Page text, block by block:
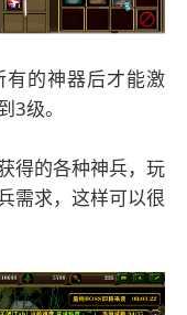
有的神器后才能激
3级。
得的各种神兵，玩
需求，这样可以很